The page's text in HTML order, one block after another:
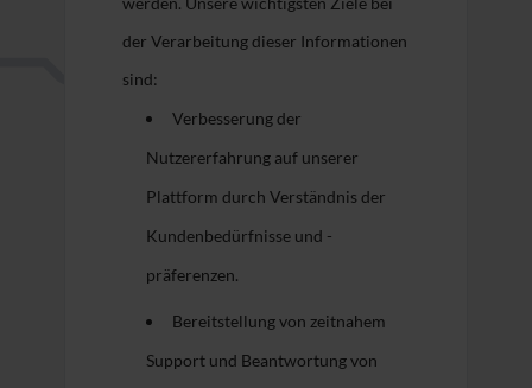
der Verarbeitung dieser Informationen
sind:
Verbesserung der
Nutzererfahrung auf unserer
Plattform durch Verständnis der
Kundenbedürfnisse und -
präferenzen.
Bereitstellung von zeitnahem
Support und Beantwortung von